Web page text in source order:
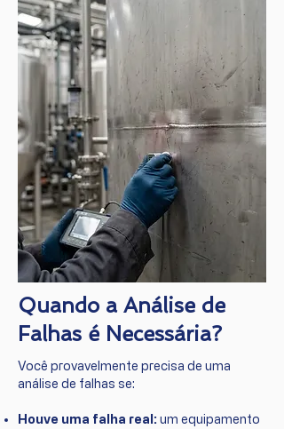
Quando a Análise de
Falhas é Necessária?
Você provavelmente precisa de uma
análise de falhas se:
Houve uma falha real: um equipamento